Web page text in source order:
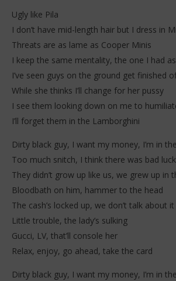
Ugly like Pila
I don’t have mid-length hair but I dress in
Threats are as lame as Cooper Minis
I keep the same mentality, the one I had
I’ve seen guys on the ground get finished
While she thinks I’ll change for her pussy
I see them looking down on me to
I’ll forget them in the Lamborghini
Dirty black guy, I want my money, I’m in
Too much snitch, I think there was bad
They didn’t grow up like us, we grew up in
Bloodbath on him, hammer to the head
The cash’s locked up, we don’t talk about it
Little trouble, the lady’s sulking
Gucci, LV, that’ll console her
Relax, enjoy, go ahead, take the card
Dirty black guy, I want my money, I’m in